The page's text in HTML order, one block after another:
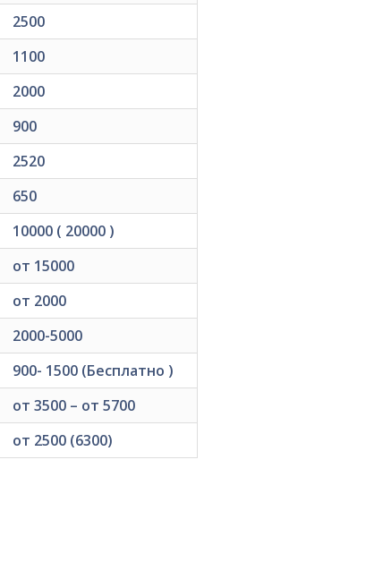
2500
1100
2000
900
2520
650
10000 ( 20000 )
от 15000
от 2000
2000-5000
900- 1500 (Бесплатно )
от 3500 – от 5700
от 2500 (6300)